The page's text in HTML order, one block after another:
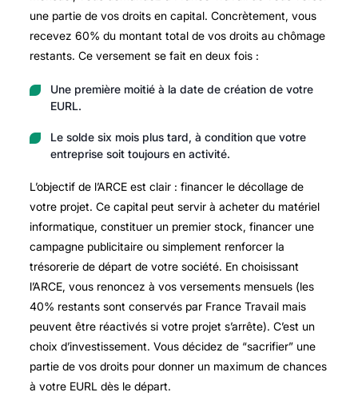
une partie de vos droits en capital. Concrètement, vous
recevez 60% du montant total de vos droits au chômage
restants. Ce versement se fait en deux fois :
Une première moitié à la date de création de votre
EURL.
Le solde six mois plus tard, à condition que votre
entreprise soit toujours en activité.
L’objectif de l’ARCE est clair : financer le décollage de
votre projet. Ce capital peut servir à acheter du matériel
informatique, constituer un premier stock, financer une
campagne publicitaire ou simplement renforcer la
trésorerie de départ de votre société. En choisissant
l’ARCE, vous renoncez à vos versements mensuels (les
40% restants sont conservés par France Travail mais
peuvent être réactivés si votre projet s’arrête). C’est un
choix d’investissement. Vous décidez de “sacrifier” une
partie de vos droits pour donner un maximum de chances
à votre EURL dès le départ.